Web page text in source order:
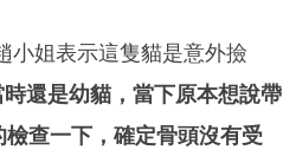
小姐表示這隻貓是意外撿
還是幼貓，當下原本想說帶
查一下，確定骨頭沒有受